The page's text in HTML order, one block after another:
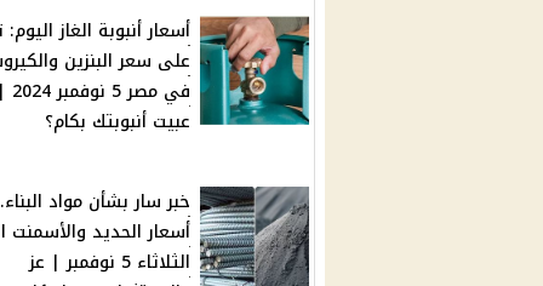
أسعار أنبوبة الغاز
على سعر البنزين
في مصر
عبيت أنبوبتك بكام؟
خبر سار بشأن مواد
أسعار الحديد والأسمنت
الثلاثاء 5 نوفمبر | عز